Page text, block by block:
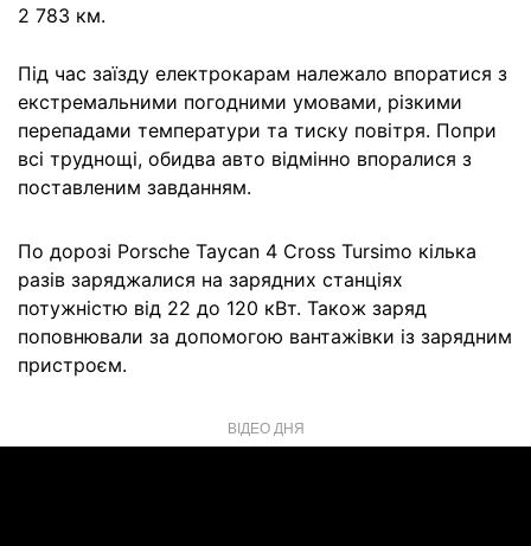
2 783 км.
Під час заїзду електрокарам належало впоратися з
екстремальними погодними умовами, різкими
перепадами температури та тиску повітря. Попри
всі труднощі, обидва авто відмінно впоралися з
поставленим завданням.
По дорозі Porsche Taycan 4 Cross Tursimo кілька
разів заряджалися на зарядних станціях
потужністю від 22 до 120 кВт. Також заряд
поповнювали за допомогою вантажівки із зарядним
пристроєм.
ВІДЕО ДНЯ